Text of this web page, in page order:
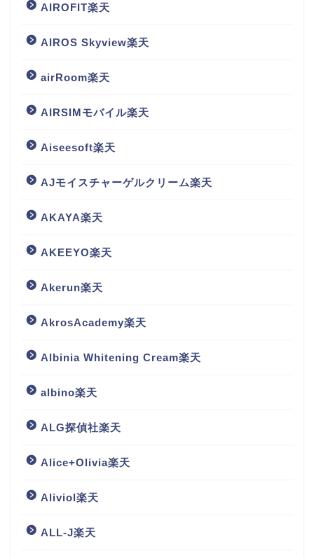
AIROFIT楽天
AIROS Skyview楽天
airRoom楽天
AIRSIMモバイル楽天
Aiseesoft楽天
AJモイスチャーゲルクリーム楽天
AKAYA楽天
AKEEYO楽天
Akerun楽天
AkrosAcademy楽天
Albinia Whitening Cream楽天
albino楽天
ALG探偵社楽天
Alice+Olivia楽天
Aliviol楽天
ALL-J楽天